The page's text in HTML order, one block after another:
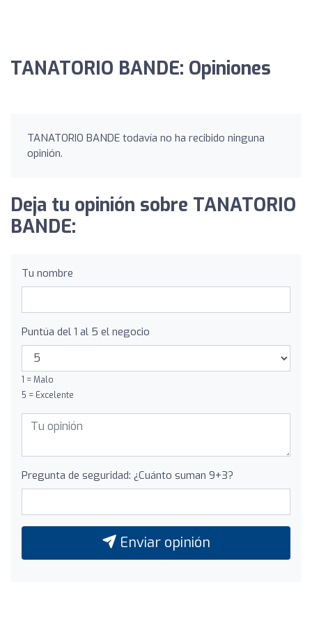
TANATORIO BANDE: Opiniones
TANATORIO BANDE todavía no ha recibido ninguna
opinión.
Deja tu opinión sobre TANATORIO
BANDE:
Tu nombre
Puntúa del 1 al 5 el negocio
1 = Malo
5 = Excelente
Pregunta de seguridad: ¿Cuánto suman 9+3?
Enviar opinión